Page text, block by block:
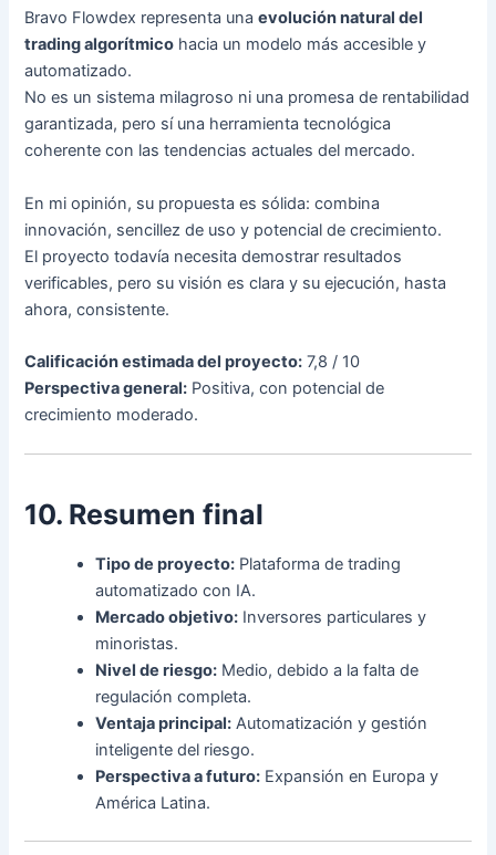
Bravo Flowdex representa unaevolución natural del
trading algorítmico hacia un modelo más accesible y
automatizado.
No es un sistema milagroso ni una promesa de rentabilidad
garantizada, pero sí una herramienta tecnológica
coherente con las tendencias actuales del mercado.
En mi opinión, su propuesta es sólida: combina
innovación, sencillez de uso y potencial de crecimiento.
El proyecto todavía necesita demostrar resultados
verificables, pero su visión es clara y su ejecución, hasta
ahora, consistente.
Calificación estimada del proyecto: 7,8 / 10
Perspectiva general: Positiva, con potencial de
crecimiento moderado.
10. Resumen final
Tipo de proyecto: Plataforma de trading
automatizado con IA.
Mercado objetivo: Inversores particulares y
minoristas.
Nivel de riesgo: Medio, debido a la falta de
regulación completa.
Ventaja principal: Automatización y gestión
inteligente del riesgo.
Perspectiva a futuro: Expansión en Europa y
América Latina.